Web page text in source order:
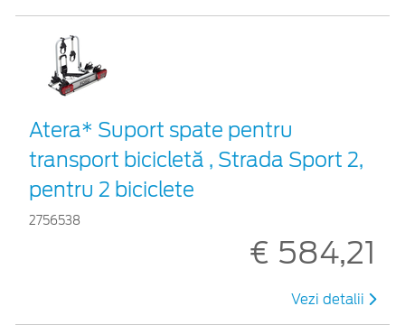
Atera* Suport spate pentru
transport bicicletă , Strada Sport 2,
pentru 2 biciclete
2756538
€ 584,21
Vezi detalii